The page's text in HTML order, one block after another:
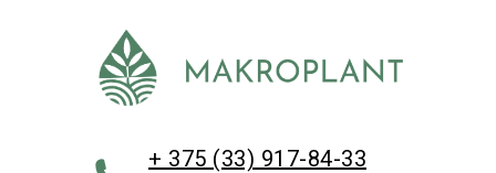
+ 375 (33) 917-84-33